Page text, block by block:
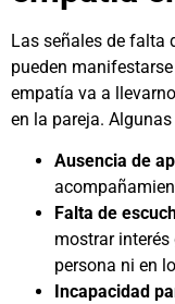
Las señales de falta
pueden
empatía va a
en la pareja.
Ausencia de
Falta de
mostrar
persona ni en
Incapacidad